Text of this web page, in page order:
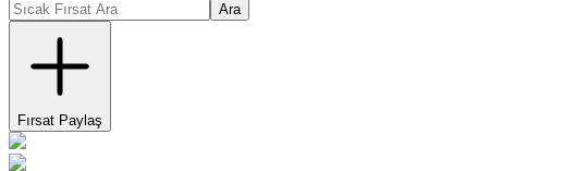
Ara
Fırsat Paylaş